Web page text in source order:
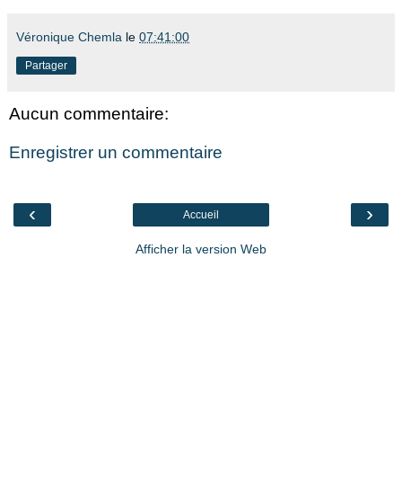
Véronique Chemla le 07:41:00
Partager
Aucun commentaire:
Enregistrer un commentaire
‹ ›
Accueil
Afficher la version Web